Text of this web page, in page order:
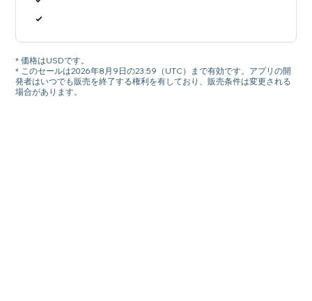
* 価格はUSDです。
* このセールは2026年8月9日の23:59（UTC）まで有効です。アプリの開
発者はいつでも販売を終了する権利を有しており、販売条件は変更される
場合があります。